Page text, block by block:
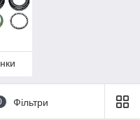
Фільтри